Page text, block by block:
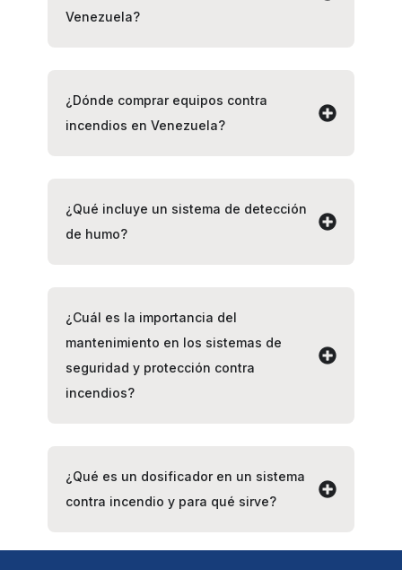
Venezuela?
¿Dónde comprar equipos contra
incendios en Venezuela?
¿Qué incluye un sistema de detección
de humo?
¿Cuál es la importancia del
mantenimiento en los sistemas de
seguridad y protección contra
incendios?
¿Qué es un dosificador en un sistema
contra incendio y para qué sirve?